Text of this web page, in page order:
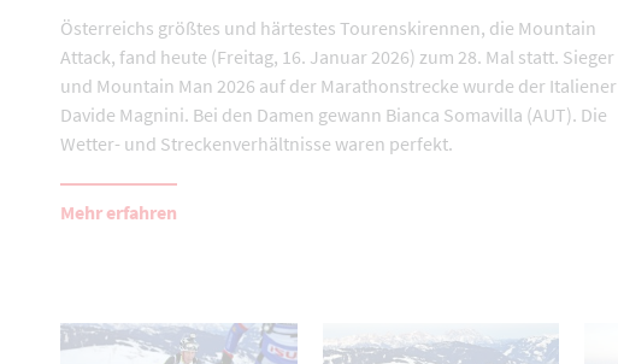
Österreichs größtes und härtestes Tourenskirennen, die Mountain
Attack, fand heute (Freitag, 16. Januar 2026) zum 28. Mal statt. Sieger
und Mountain Man 2026 auf der Marathonstrecke wurde der Italiener
Davide Magnini. Bei den Damen gewann Bianca Somavilla (AUT). Die
Wetter- und Streckenverhältnisse waren perfekt.
Mehr erfahren